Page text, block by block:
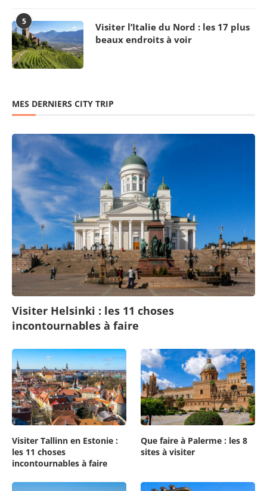
5
Visiter l’Italie du Nord : les 17 plus
beaux endroits à voir
MES DERNIERS CITY TRIP
Visiter Helsinki : les 11 choses
incontournables à faire
Visiter Tallinn en Estonie :
les 11 choses
incontournables à faire
Que faire à Palerme : les 8
sites à visiter